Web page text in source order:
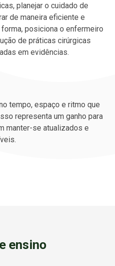
planejar o cuidado de
de maneira eficiente e
posiciona o enfermeiro
de práticas cirúrgicas
em evidências.
tempo, espaço e ritmo que
representa um ganho para
manter-se atualizados e
ensino